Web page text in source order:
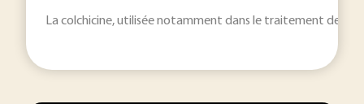
La colchicine, utilisée notamment dans le traitement de la